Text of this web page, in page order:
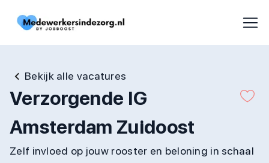
Bekijk alle vacatures
Verzorgende IG
Amsterdam Zuidoost
Zelf invloed op jouw rooster en beloning in schaal